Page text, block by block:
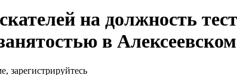
на должность
в Алексеевском
зарегистрируйтесь